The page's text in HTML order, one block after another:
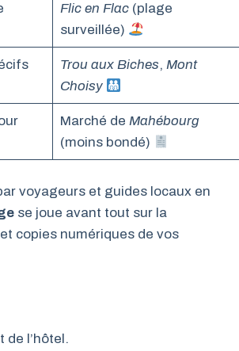
Flic en Flac(plage
surveillée)
Trou aux Biches, Mont
Choisy
Marché de Mahébourg
(moins bondé)
voyageurs et guides locaux en
se joue avant tout sur la
copies numériques de vos
de l’hôtel.